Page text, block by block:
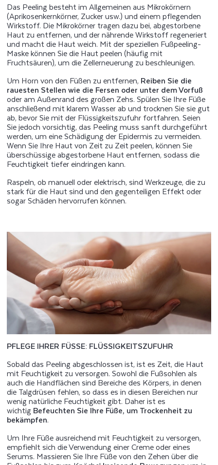
Das Peeling besteht im Allgemeinen aus Mikrokörnern
(Aprikosenkernkörner, Zucker usw.) und einem pflegenden
Wirkstoff. Die Mikrokörner tragen dazu bei, abgestorbene
Haut zu entfernen, und der nährende Wirkstoff regeneriert
und macht die Haut weich. Mit der speziellen Fußpeeling-
Maske können Sie die Haut peelen (häufig mit
Fruchtsäuren), um die Zellerneuerung zu beschleunigen.
Um Horn von den Füßen zu entfernen, Reiben Sie die
rauesten Stellen wie die Fersen oder unter dem Vorfuß
oder am Außenrand des großen Zehs. Spülen Sie Ihre Füße
anschließend mit klarem Wasser ab und trocknen Sie sie gut
ab, bevor Sie mit der Flüssigkeitszufuhr fortfahren. Seien
Sie jedoch vorsichtig, das Peeling muss sanft durchgeführt
werden, um eine Schädigung der Epidermis zu vermeiden.
Wenn Sie Ihre Haut von Zeit zu Zeit peelen, können Sie
überschüssige abgestorbene Haut entfernen, sodass die
Feuchtigkeit tiefer eindringen kann.
Raspeln, ob manuell oder elektrisch, sind Werkzeuge, die zu
stark für die Haut sind und den gegenteiligen Effekt oder
sogar Schäden hervorrufen können.
PFLEGE IHRER FÜSSE: FLÜSSIGKEITSZUFUHR
Sobald das Peeling abgeschlossen ist, ist es Zeit, die Haut
mit Feuchtigkeit zu versorgen. Sowohl die Fußsohlen als
auch die Handflächen sind Bereiche des Körpers, in denen
die Talgdrüsen fehlen, so dass es in diesen Bereichen nur
wenig natürliche Feuchtigkeit gibt. Daher ist es
wichtig Befeuchten Sie Ihre Füße, um Trockenheit zu
bekämpfen.
Um Ihre Füße ausreichend mit Feuchtigkeit zu versorgen,
empfiehlt sich die Verwendung einer Creme oder eines
Serums. Massieren Sie Ihre Füße von den Zehen über die